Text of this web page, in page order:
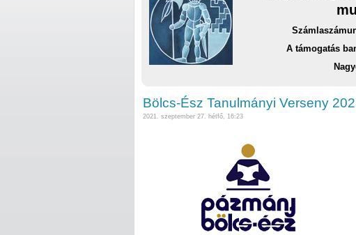
A támogatás
Bölcs-Ész Tanulmányi Verseny
2021. szeptember 27. hétfő, 16:23